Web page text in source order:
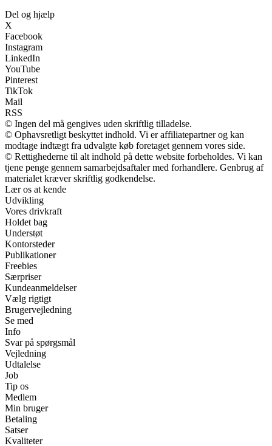
Del og hjælp
X
Facebook
Instagram
LinkedIn
YouTube
Pinterest
TikTok
Mail
RSS
© Ingen del må gengives uden skriftlig tilladelse.
© Ophavsretligt beskyttet indhold. Vi er affiliatepartner og kan
modtage indtægt fra udvalgte køb foretaget gennem vores side.
© Rettighederne til alt indhold på dette website forbeholdes. Vi kan
tjene penge gennem samarbejdsaftaler med forhandlere. Genbrug af
materialet kræver skriftlig godkendelse.
Lær os at kende
Udvikling
Vores drivkraft
Holdet bag
Understøt
Kontorsteder
Publikationer
Freebies
Særpriser
Kundeanmeldelser
Vælg rigtigt
Brugervejledning
Se med
Info
Svar på spørgsmål
Vejledning
Udtalelse
Job
Tip os
Medlem
Min bruger
Betaling
Satser
Kvaliteter